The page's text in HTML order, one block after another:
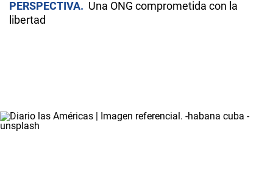
PERSPECTIVA
Una ONG comprometida con la
libertad